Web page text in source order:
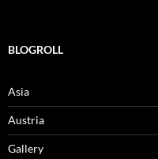
BLOGROLL
Asia
Austria
Gallery